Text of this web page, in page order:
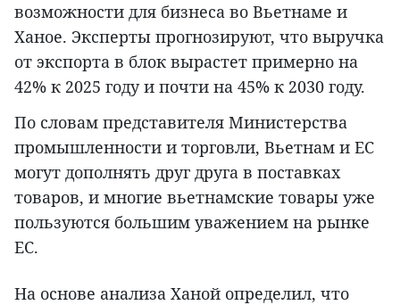
возможности для бизнеса во Вьетнаме и
Ханое. Эксперты прогнозируют, что выручка
от экспорта в блок вырастет примерно на
42% к 2025 году и почти на 45% к 2030 году.
По словам представителя Министерства
промышленности и торговли, Вьетнам и ЕС
могут дополнять друг друга в поставках
товаров, и многие вьетнамские товары уже
пользуются большим уважением на рынке
ЕС.
На основе анализа Ханой определил, что